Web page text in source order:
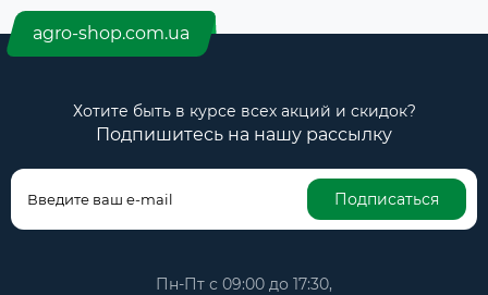
agro-shop.com.ua
Хотите быть в курсе всех акций и скидок?
Подпишитесь на нашу рассылку
Подписаться
Пн-Пт с 09:00 до 17:30,